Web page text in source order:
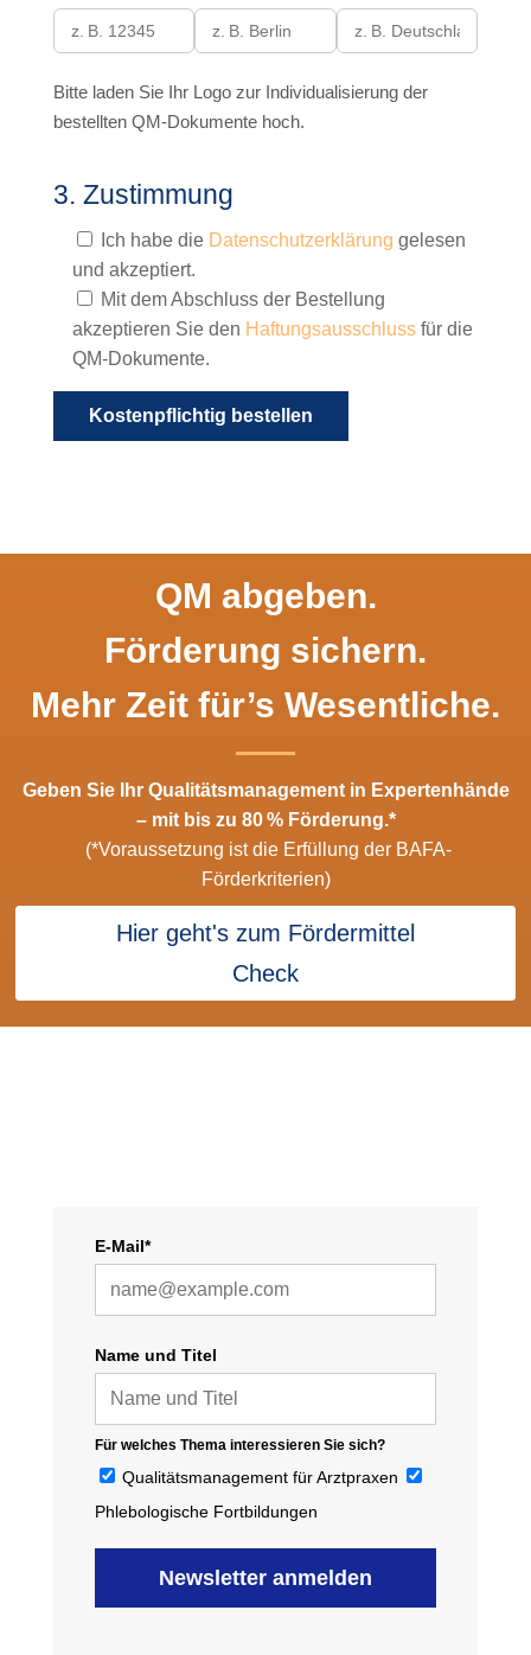
Bitte laden Sie Ihr Logo zur Individualisierung der
bestellten QM-Dokumente hoch.
3. Zustimmung
Ich habe die Datenschutzerklärung gelesen
und akzeptiert.
Mit dem Abschluss der Bestellung
akzeptieren Sie den Haftungsausschlussfür die
QM-Dokumente.
QM abgeben.
Förderung sichern.
Mehr Zeit für’s Wesentliche.
Geben Sie Ihr Qualitätsmanagement in Expertenhände
– mit bis zu 80 % Förderung.*
(*Voraussetzung ist die Erfüllung der BAFA-
Förderkriterien)
Hier geht's zum Fördermittel
Check
E-Mail*
Name und Titel
Für welches Thema interessieren Sie sich?
Qualitätsmanagement für Arztpraxen
Phlebologische Fortbildungen
Newsletter anmelden